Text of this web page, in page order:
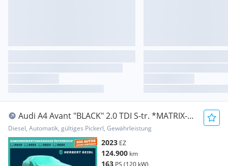
Audi A4 Avant "BLACK" 2.0 TDI S-tr. *MATRIX-
LED / VI...
Diesel, Automatik, gültiges Pickerl, Gewährleistung
2023 EZ
124.900 km
163